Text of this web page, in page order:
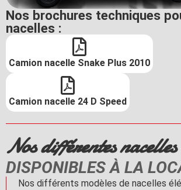
Nos brochures techniques
nacelles :
Camion nacelle Snake Plus 2010
Camion nacelle 24 D Speed
Nos différentes
DISPONIBLES À LA
Nos différents modèles de nacelles